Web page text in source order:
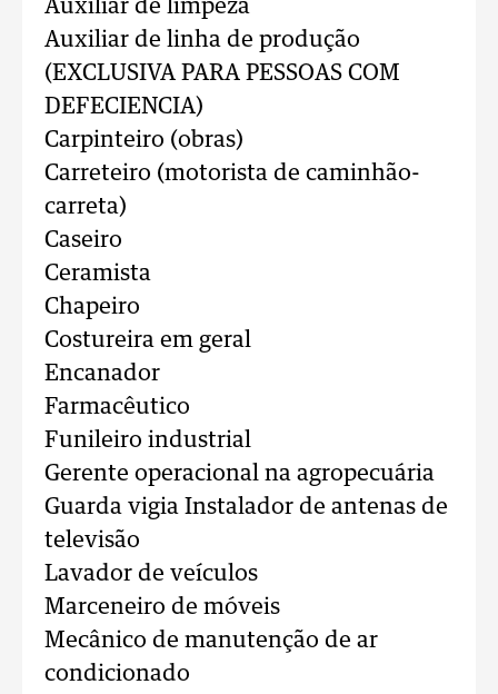
Auxiliar de limpeza
Auxiliar de linha de produção
(EXCLUSIVA PARA PESSOAS COM
DEFECIENCIA)
Carpinteiro (obras)
Carreteiro (motorista de caminhão-
carreta)
Caseiro
Ceramista
Chapeiro
Costureira em geral
Encanador
Farmacêutico
Funileiro industrial
Gerente operacional na agropecuária
Guarda vigia Instalador de antenas de
televisão
Lavador de veículos
Marceneiro de móveis
Mecânico de manutenção de ar
condicionado